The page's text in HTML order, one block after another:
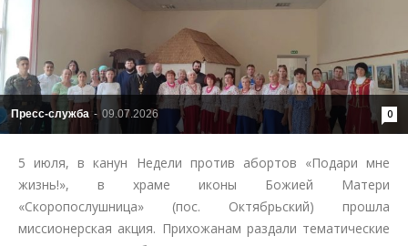
Пресс-служба - 09.07.2026 0
5 июля, в канун Недели против абортов «Подари мне
жизнь!», в храме иконы Божией Матери
«Скоропослушница» (пос. Октябрьский) прошла
миссионерская акция. Прихожанам раздали тематические